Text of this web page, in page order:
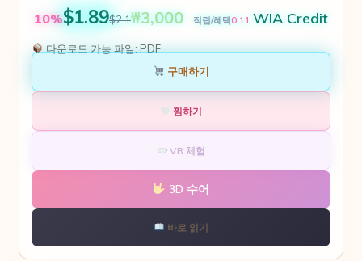
10%$1.89$2.1₩3,000 적립/혜택0.11 WIA Credit
다운로드 가능 파일:PDF
구매하기
찜하기
VR 체험
3D 수어
바로 읽기